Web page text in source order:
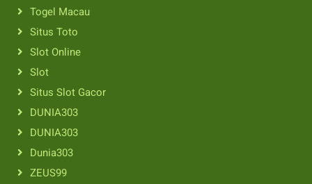
Togel Macau
Situs Toto
Slot Online
Slot
Situs Slot Gacor
DUNIA303
DUNIA303
Dunia303
ZEUS99